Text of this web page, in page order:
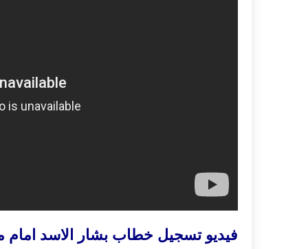
فيديو تسجيل خطاب بشار الاسد امام